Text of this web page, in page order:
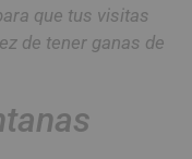
que tus visitas
de tener ganas de